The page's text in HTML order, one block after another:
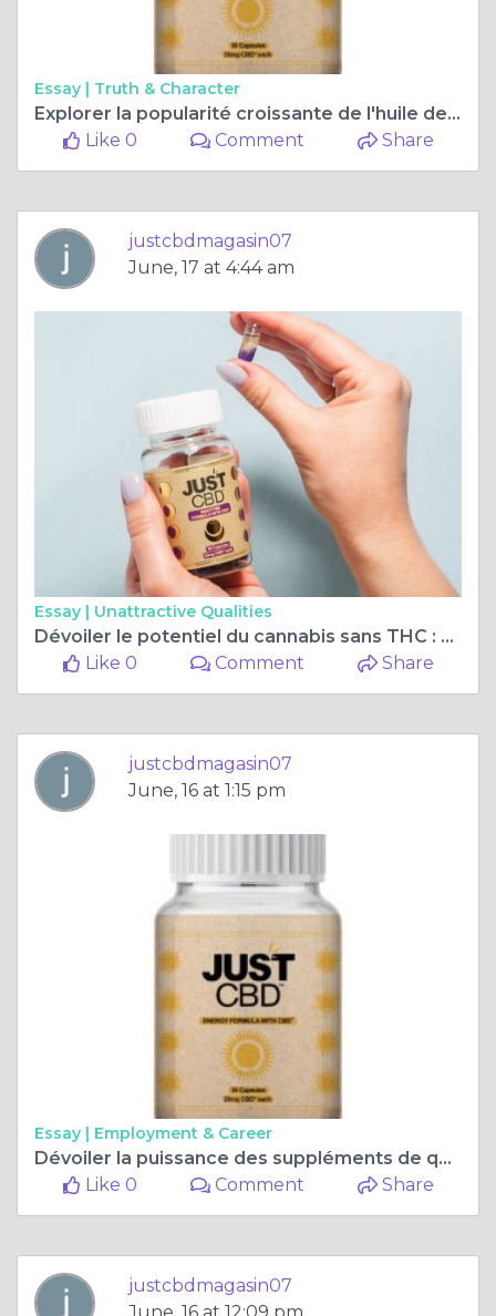
Essay | Truth & Character
Explorer la popularité croissante de l'huile de cannabidiol (CBD) en France
Like 0
Comment Share
justcbdmagasin07
June, 17 at 4:44 am
Essay | Unattractive Qualities
Dévoiler le potentiel du cannabis sans THC : Explorer les avantages du sans THC
Like 0
Comment Share
justcbdmagasin07
June, 16 at 1:15 pm
Essay | Employment & Career
Dévoiler la puissance des suppléments de qualité supérieure
Like 0
Comment Share
justcbdmagasin07